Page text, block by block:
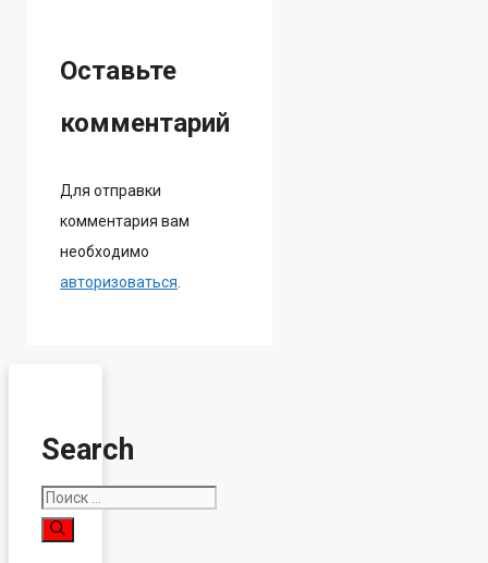
Оставьте
комментарий
Для отправки
комментария вам
необходимо
авторизоваться
Search
Поиск: